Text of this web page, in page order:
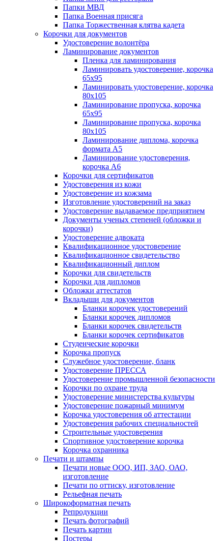
Папки МВД
Папка Военная присяга
Папка Торжественная клятва кадета
Корочки для документов
Удостоверение волонтёра
Ламинирование документов
Пленка для ламинирования
Ламинировать удостоверение, корочка
65х95
Ламинировать удостоверение, корочка
80х105
Ламинирование пропуска, корочка
65х95
Ламинирование пропуска, корочка
80х105
Ламинирование диплома, корочка
формата А5
Ламинирование удостоверения,
корочка А6
Корочки для сертификатов
Удостоверения из кожи
Удостоверение из кожзама
Изготовление удостоверений на заказ
Удостоверение выдаваемое предприятием
Документы ученых степеней (обложки и
корочки)
Удостоверение адвоката
Квалификационное удостоверение
Квалификационное свидетельство
Квалификационный диплом
Корочки для свидетельств
Корочки для дипломов
Обложки аттестатов
Вкладыши для документов
Бланки корочек удостоверений
Бланки корочек дипломов
Бланки корочек свидетельств
Бланки корочек сертификатов
Студенческие корочки
Корочка пропуск
Служебное удостоверение, бланк
Удостоверение ПРЕССА
Удостоверение промышленной безопасности
Корочки по охране труда
Удостоверение министерства культуры
Удостоверение пожарный минимум
Корочка удостоверения об аттестации
Удостоверения рабочих специальностей
Строительные удостоверения
Спортивное удостоверение корочка
Корочка охранника
Печати и штампы
Печати новые ООО, ИП, ЗАО, ОАО,
изготовление
Печати по оттиску, изготовление
Рельефная печать
Широкоформатная печать
Репродукции
Печать фотографий
Печать картин
Постеры